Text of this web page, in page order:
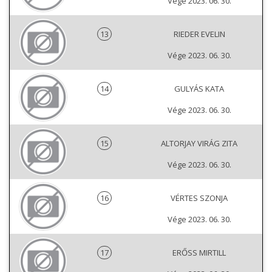
13
RIEDER EVELIN
Vége 2023. 06. 30.
14
GULYÁS KATA
Vége 2023. 06. 30.
15
ALTORJAY VIRÁG ZITA
Vége 2023. 06. 30.
16
VÉRTES SZONJA
Vége 2023. 06. 30.
17
ERŐSS MIRTILL